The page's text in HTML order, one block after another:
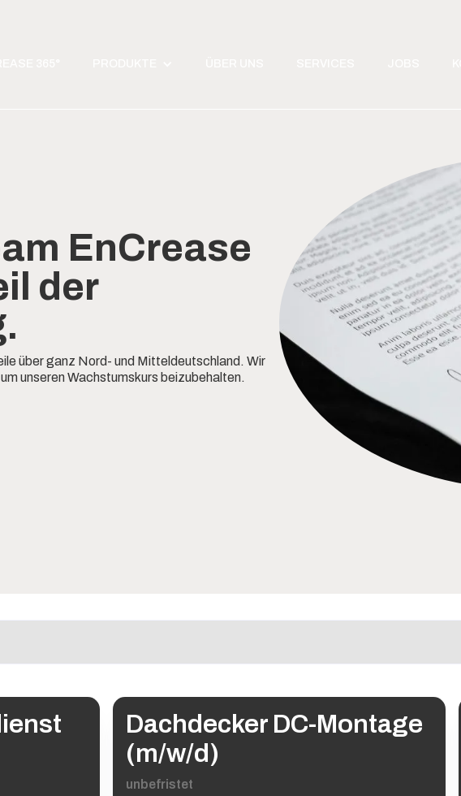
EnCrease
der
über ganz Nord- und Mitteldeutschland. Wir
unseren Wachstumskurs beizubehalten.
Dachdecker DC-Montage
(m/w/d)
unbefristet